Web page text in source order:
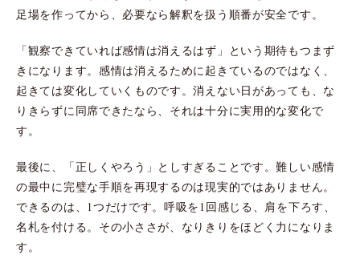
足場を作ってから、必要なら解釈を扱う順番が安全です。
「観察できていれば感情は消えるはず」という期待もつまず
きになります。感情は消えるために起きているのではなく、
起きては変化していくものです。消えない日があっても、な
りきらずに同席できたなら、それは十分に実用的な変化で
す。
最後に、「正しくやろう」としすぎることです。難しい感情
の最中に完璧な手順を再現するのは現実的ではありません。
できるのは、1つだけです。呼吸を1回感じる、肩を下ろす、
名札を付ける。その小ささが、なりきりをほどく力になりま
す。